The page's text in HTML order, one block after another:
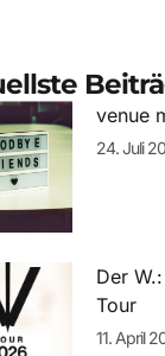
venue
24. Juli
Der
Tour
11. April